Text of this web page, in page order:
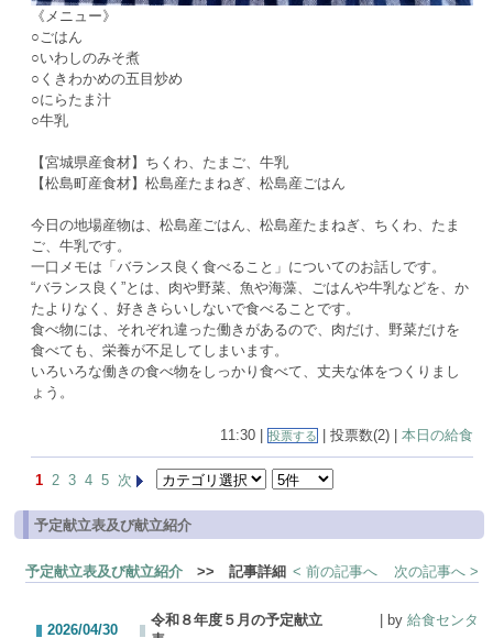
《メニュー》
○ごはん
○いわしのみそ煮
○くきわかめの五目炒め
○にらたま汁
○牛乳
【宮城県産食材】ちくわ、たまご、牛乳
【松島町産食材】松島産たまねぎ、松島産ごはん
今日の地場産物は、松島産ごはん、松島産たまねぎ、ちくわ、たま
ご、牛乳です。
一口メモは「バランス良く食べること」についてのお話しです。
“バランス良く”とは、肉や野菜、魚や海藻、ごはんや牛乳などを、か
たよりなく、好ききらいしないで食べることです。
食べ物には、それぞれ違った働きがあるので、肉だけ、野菜だけを
食べても、栄養が不足してしまいます。
いろいろな働きの食べ物をしっかり食べて、丈夫な体をつくりまし
ょう。
11:30 | 投票する | 投票数(2) | 本日の給食
1 2 3 4 5 次
予定献立表及び献立紹介
予定献立表及び献立紹介 >> 記事詳細 < 前の記事へ 次の記事へ >
2026/04/30
令和８年度５月の予定献立
| by 給食センタ